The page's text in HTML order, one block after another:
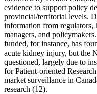
evidence to support policy
provincial/territorial levels.
information from regulators,
managers, and
funded, for instance, has
acute kidney injury, but the
questioned, largely due to
for Patient-oriented
market surveillance in
research (12).